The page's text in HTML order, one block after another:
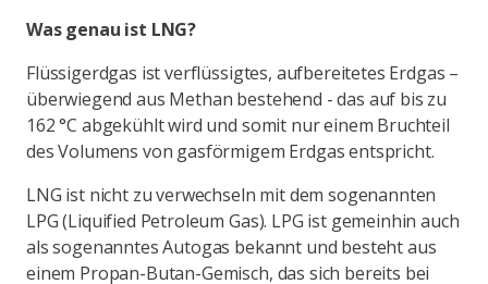
Was genau ist LNG?
Flüssigerdgas ist verflüssigtes, aufbereitetes Erdgas –
überwiegend aus Methan bestehend - das auf bis zu
162 °C abgekühlt wird und somit nur einem Bruchteil
des Volumens von gasförmigem Erdgas entspricht.
LNG ist nicht zu verwechseln mit dem sogenannten
LPG (Liquified Petroleum Gas). LPG ist gemeinhin auch
als sogenanntes Autogas bekannt und besteht aus
einem Propan-Butan-Gemisch, das sich bereits bei